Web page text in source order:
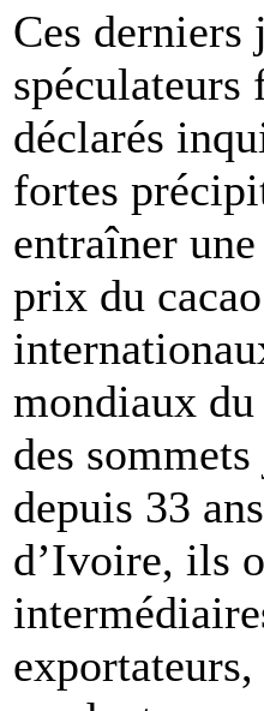
Ces derniers
spéculateurs
déclarés
fortes
entraîner
prix du
mondiaux
des
depuis 33
d’Ivoire, ils